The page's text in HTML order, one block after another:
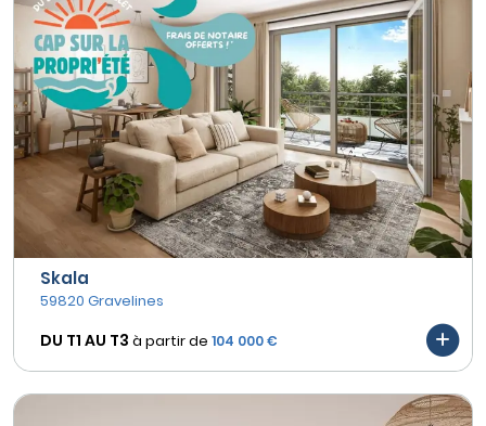
Skala
59820 Gravelines
DU T1 AU T3 à partir de 104 000 €